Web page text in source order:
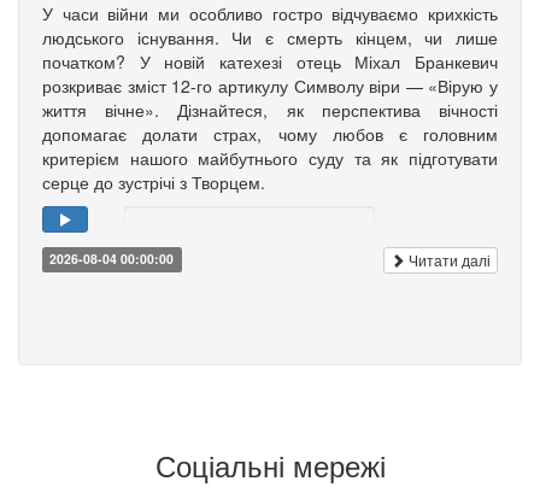
У часи війни ми особливо гостро відчуваємо крихкість
людського існування. Чи є смерть кінцем, чи лише
початком? У новій катехезі отець Міхал Бранкевич
розкриває зміст 12-го артикулу Символу віри — «Вірую у
життя вічне». Дізнайтеся, як перспектива вічності
допомагає долати страх, чому любов є головним
критерієм нашого майбутнього суду та як підготувати
серце до зустрічі з Творцем.
2026-08-04 00:00:00 Читати далі
Соціальні мережі